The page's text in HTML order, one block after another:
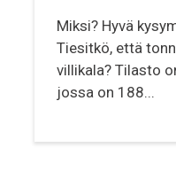
Miksi? Hyvä
Tiesitkö, että
villikala? Tilasto
jossa on 188...